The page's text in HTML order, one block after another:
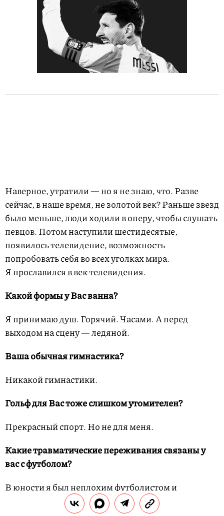
Наверное, утратили — но я не знаю, что. Разве
сейчас, в наше время, не золотой век? Раньше звезд
было меньше, люди ходили в оперу, чтобы слушать
певцов. Потом наступили шестидесятые,
появилось телевидение, возможность
попробовать себя во всех уголках мира.
Я прославился в век телевидения.
Какой формы у Вас ванна?
Я принимаю душ. Горячий. Часами. А перед
выходом на сцену — ледяной.
Ваша обычная гимнастика?
Никакой гимнастики.
Гольф для Вас тоже слишком утомителен?
Прекрасный спорт. Но не для меня.
Какие травматические переживания связаны у
вас с футболом?
В юности я был неплохим футболистом и
замечательным вратарем. Я стоял на воротах за